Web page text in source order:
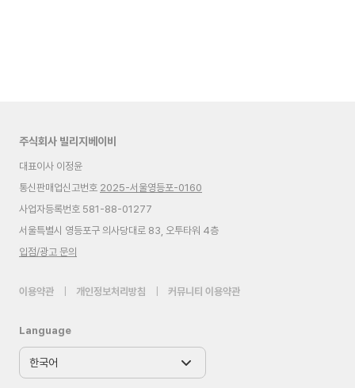
주식회사 빌리지베이비
대표이사 이정윤
통신판매업신고번호 2025-서울영등포-0160
사업자등록번호 581-88-01277
서울특별시 영등포구 의사당대로 83, 오투타워 4층
입점/광고 문의
이용약관 개인정보처리방침 커뮤니티 이용약관
Language